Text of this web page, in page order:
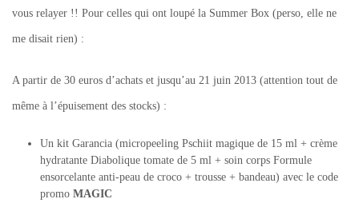
vous relayer !! Pour celles qui ont loupé la Summer Box (perso, elle ne
me disait rien) :
A partir de 30 euros d’achats et jusqu’au 21 juin 2013 (attention tout de
même à l’épuisement des stocks) :
Un kit Garancia (micropeeling Pschiit magique de 15 ml + crème
hydratante Diabolique tomate de 5 ml + soin corps Formule
ensorcelante anti-peau de croco + trousse + bandeau) avec le code
promo MAGIC